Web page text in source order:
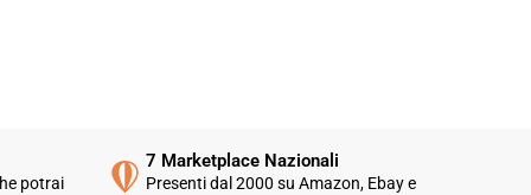
potrai
7 Marketplace Nazionali
Presenti dal 2000 su Amazon, Ebay e